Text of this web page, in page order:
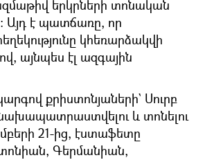
երկրների տոնական
Այդ է պատճառը, որ
կհեռարձակվի
այնպես էլ ազգային
քրիստոնյաների` Սուրբ
և տոնելու
21-ից, էստաֆետը
Գերմանիան,